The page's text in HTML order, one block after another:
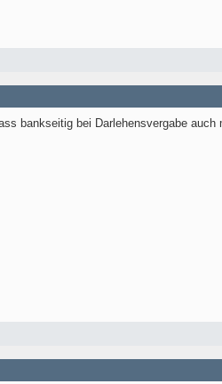
bankseitig bei Darlehensvergabe